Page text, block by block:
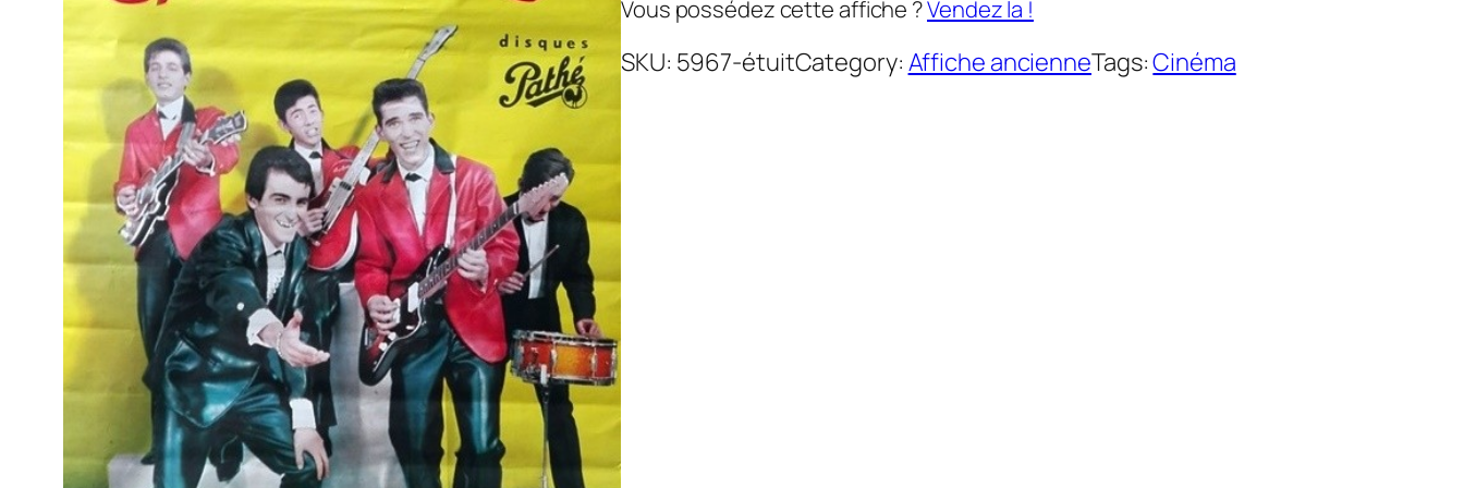
Vous possédez cette affiche ?Vendez la !
SKU: 5967-étuitCategory: Affiche ancienneTags:Cinéma